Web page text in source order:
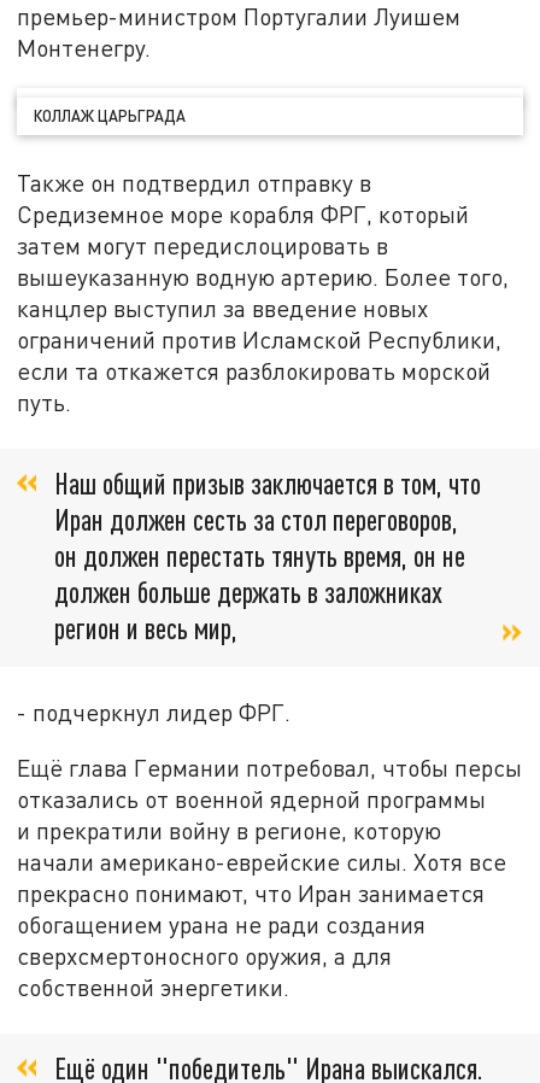
премьер-министром Португалии Луишем
Монтенегру.
КОЛЛАЖ ЦАРЬГРАДА
Также он подтвердил отправку в
Средиземное море корабля ФРГ, который
затем могут передислоцировать в
вышеуказанную водную артерию. Более того,
канцлер выступил за введение новых
ограничений против Исламской Республики,
если та откажется разблокировать морской
путь.
Наш общий призыв заключается в том, что
Иран должен сесть за стол переговоров,
он должен перестать тянуть время, он не
должен больше держать в заложниках
регион и весь мир,
- подчеркнул лидер ФРГ.
Ещё глава Германии потребовал, чтобы персы
отказались от военной ядерной программы
и прекратили войну в регионе, которую
начали американо-еврейские силы. Хотя все
прекрасно понимают, что Иран занимается
обогащением урана не ради создания
сверхсмертоносного оружия, а для
собственной энергетики.
Ещё один "победитель" Ирана выискался.